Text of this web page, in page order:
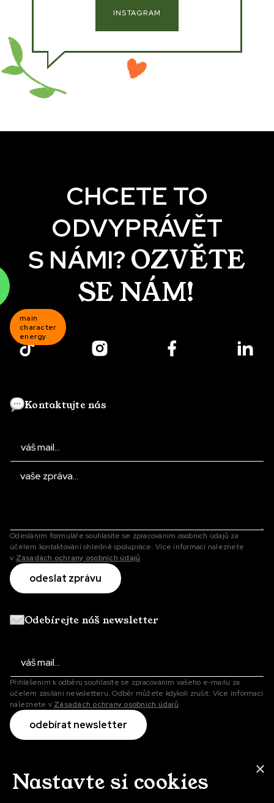
INSTAGRAM
CHCETE TO
ODVYPRÁVĚT
S NÁMI? OZVĚTE
SE NÁM!
to be
continued...
if the
budget
goes up.
Kontaktujte nás
Odesláním formuláře souhlasíte se zpracováním osobních údajů za
účelem kontaktování ohledně spolupráce. Více informací naleznete
v Zásadách ochrany osobních údajů.
Odebírejte náš newsletter
Přihlášením k odběru souhlasíte se zpracováním vašeho e-mailu za
účelem zasílání newsletteru. Odběr můžete kdykoli zrušit. Více informací
naleznete v Zásadách ochrany osobních údajů.
×
Nastavte si cookies